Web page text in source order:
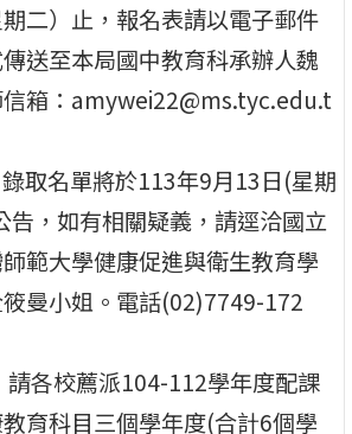
期二）止，報名表請以電子郵件
送至本局國中教育科承辦人魏
箱：amywei22@ms.tyc.edu.t
取名單將於113年9月13日(星期
告，如有相關疑義，請逕洽國立
範大學健康促進與衛生教育學
曼小姐。電話(02)7749-172
請各校薦派104-112學年度配課
育科目三個學年度(合計6個學